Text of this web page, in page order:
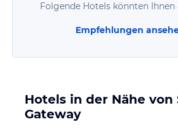
Folgende Hotels könnten Ihnen
Empfehlungen
Hotels in der Nähe von
Gateway